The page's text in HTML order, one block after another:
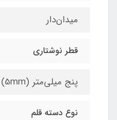
میدان‌دار
قطر نوشتاری
پنج میلی‌متر (5mm)
نوع دسته قلم